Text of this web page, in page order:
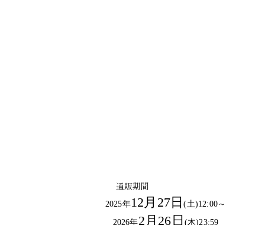
通販期間
2025年12月27日(土)12:00～
2026年2月26日 (木)23:59